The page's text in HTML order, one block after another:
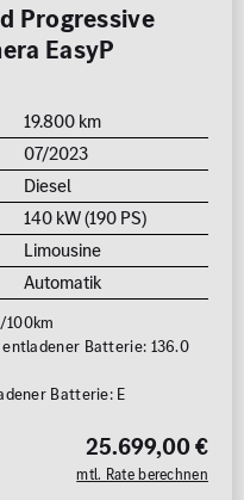
Progressive
EasyP
19.800 km
07/2023
Diesel
140 kW (190 PS)
Limousine
Automatik
Batterie: 136.0
Batterie: E
25.699,00 €
mtl. Rate berechnen